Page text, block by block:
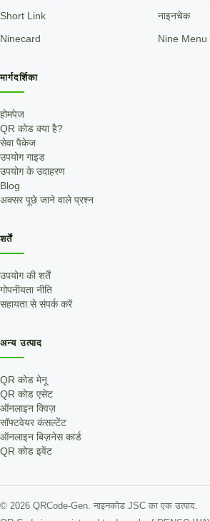
Short Link नाइनचेक
Ninecard Nine Menu
मार्गदर्शिका
होमपेज
QR कोड क्या है?
सेवा पैकेज
उपयोग गाइड
उपयोग के उदाहरण
Blog
अक्सर पूछे जाने वाले प्रश्न
शर्तें
उपयोग की शर्तें
गोपनीयता नीति
सहायता से संपर्क करें
अन्य उत्पाद
QR कोड मेनू
QR कोड एसेट
ऑनलाइन क्विज़
सॉफ्टवेयर कंसल्टेंट
ऑनलाइन बिज़नेस कार्ड
QR कोड इवेंट
© 2026 QRCode-Gen. नाइनकोड JSC का एक उत्पाद.